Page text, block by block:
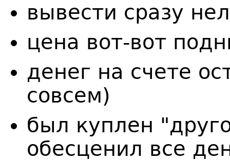
вывести сразу
цена вот-вот
денег на счете
совсем)
был куплен
обесценил все